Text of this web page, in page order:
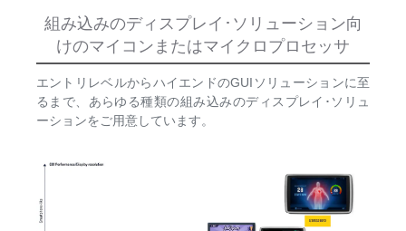
組み込みのディスプレイ･ソリューション向
けのマイコンまたはマイクロプロセッサ
エントリレベルからハイエンドのGUIソリューションに至
るまで、あらゆる種類の組み込みのディスプレイ･ソリュ
ーションをご用意しています。